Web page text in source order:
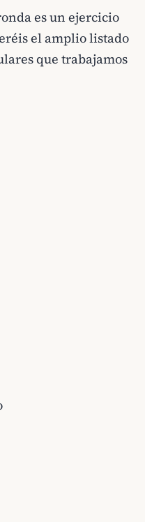
es un ejercicio
el amplio listado
que trabajamos